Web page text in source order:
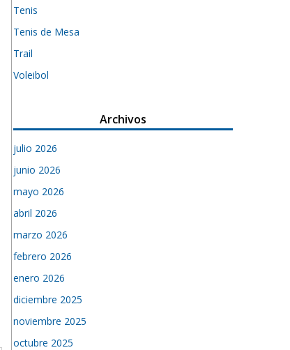
Tenis
Tenis de Mesa
Trail
Voleibol
Archivos
julio 2026
junio 2026
mayo 2026
abril 2026
marzo 2026
febrero 2026
enero 2026
diciembre 2025
noviembre 2025
octubre 2025